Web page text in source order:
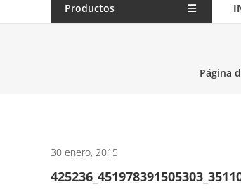
Todo
lo
marciales.
Productos
Página
30 enero, 2015